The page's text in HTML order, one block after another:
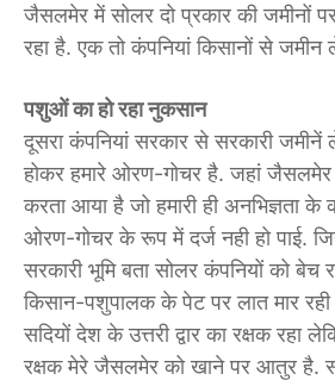
जैसलमेर में सोलर दो प्रकार की जमीनों
रहा है. एक तो कंपनियां किसानों से जमीन
पशुओं का हो रहा नुकसान
दूसरा कंपनियां सरकार से सरकारी जमीनें
होकर हमारे ओरण-गोचर है. जहां जैसलमेर
करता आया है जो हमारी ही अनभिज्ञता
ओरण-गोचर के रूप में दर्ज नही हो पाई.
सरकारी भूमि बता सोलर कंपनियों को
किसान-पशुपालक के पेट पर लात मार
सदियों देश के उत्तरी द्वार का रक्षक
रक्षक मेरे जैसलमेर को खाने पर आतुर है.